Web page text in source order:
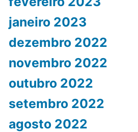
janeiro 2023
dezembro 2022
novembro 2022
outubro 2022
setembro 2022
agosto 2022